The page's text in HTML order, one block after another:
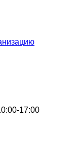
17:00